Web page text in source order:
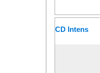
CD Intens